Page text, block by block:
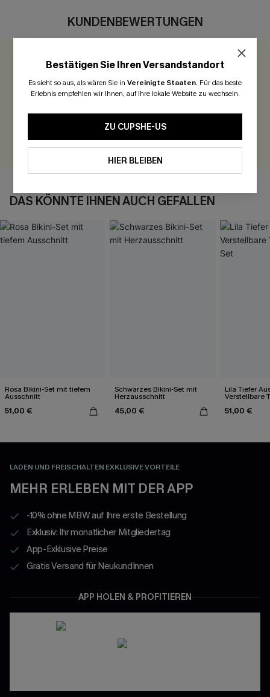
KUNDENBEWERTUNGEN
0.0
Seien Sie der Erste, der bewertet
300 Punkte für Ihre Bewertung!
DAS KÖNNTE IHNEN AUCH GEFALLEN
Rosa Bikini-Set mit tiefem
Ausschnitt
51,00 €
Schwarzes Bikini-Set mit
Herzausschnitt
45,00 €
Lila Tiefer
Verstellbare
51,00 €
LADEN UND FREISCHALTEN EXKLUSIVE VORTEILE
MEHR ERLEBEN MIT DER APP
-10% ohne MBW auf Ihre erste Bestellung
Exklusiv: Ihr monatlicher Mitgliedertag
App-Exklusive Preise
Gratis Versand für NeukundInnen
APP HOLEN & PROFITIEREN
Bestätigen Sie Ihren Versandstandort
Es sieht so aus, als wären Sie in Vereinigte Staaten. Für das beste
Erlebnis empfehlen wir Ihnen, auf Ihre lokale Website zu wechseln.
ZU CUPSHE-US
HIER BLEIBEN